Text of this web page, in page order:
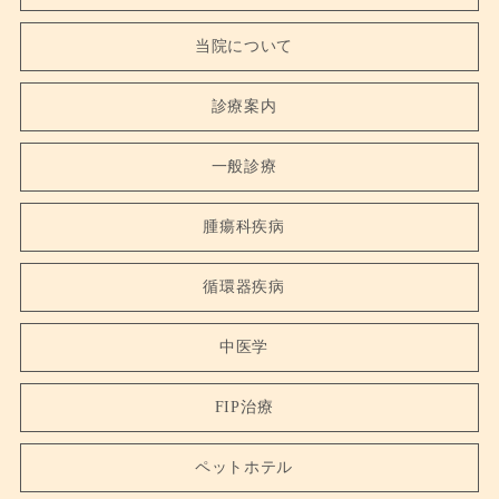
当院について
診療案内
一般診療
腫瘍科疾病
循環器疾病
中医学
FIP治療
ペットホテル